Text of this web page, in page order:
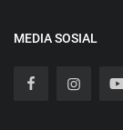
MEDIA SOSIAL